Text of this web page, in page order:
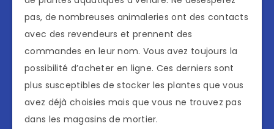
pas, de nombreuses animaleries ont des contacts
avec des revendeurs et prennent des
commandes en leur nom. Vous avez toujours la
possibilité d’acheter en ligne. Ces derniers sont
plus susceptibles de stocker les plantes que vous
avez déjà choisies mais que vous ne trouvez pas
dans les magasins de mortier.